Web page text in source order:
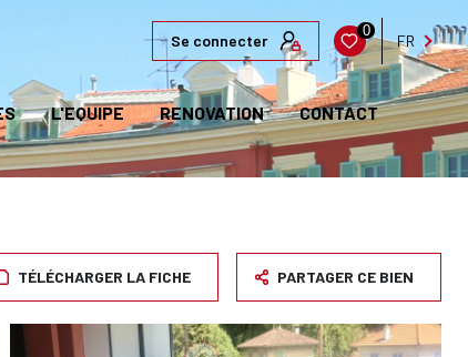
Se connecter
0
FR
L'EQUIPE RENOVATION CONTACT
TÉLÉCHARGER LA FICHE PARTAGER CE BIEN